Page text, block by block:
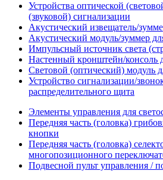
Устройства оптической
(звуковой) сигнализации
Акустический извещатель/
Акустический модуль/зуммер
Импульсный источник света
Настенный кронштейн/консоль
Световой (оптический) модуль
Устройство сигнализации/
распределительного щита
Элементы управления для
Передняя часть (головка)
кнопки
Передняя часть (головка)
многопозиционного
Подвесной пульт управления /